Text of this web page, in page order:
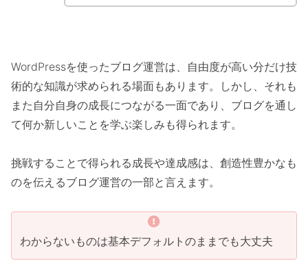
WordPressを使ったブログ運営は、自由度が高い分だけ技
術的な知識が求められる場面もあります。しかし、それも
また自分自身の成長につながる一面であり、ブログを通し
て何か新しいことを学ぶ楽しみも得られます。
挑戦することで得られる成長や達成感は、創造性豊かなも
のを伝えるブログ運営の一部と言えます。
わからないものは基本デフォルトのままでも大丈夫